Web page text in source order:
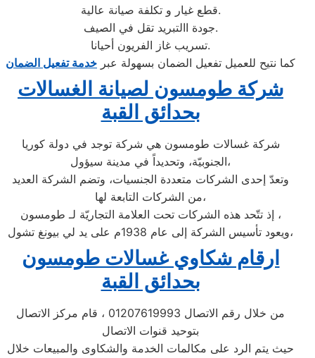
قطع غيار و تكلفة صيانة عالية.
جودة االتبريد تقل في الصيف.
تسريب غاز الفريون أحيانا.
كما نتيح للعميل تفعيل الضمان بسهولة عبر خدمة تفعيل الضمان
شركة طومسون لصيانة الغسالات
بحدائق القبة
شركة غسالات طومسون هي شركة توجد في دولة كوريا
الجنوبيّة، وتحديداً في مدينة سيؤول،
وتعدّ إحدى الشركات متعددة الجنسيات، وتضم الشركة العديد
من الشركات التابعة لها،
إذ تتّحد هذه الشركات تحت العلامة التجاريّة لـ طومسون ،
ويعود تأسيس الشركة إلى عام 1938م على يد لي بيونغ تشول،
ارقام شكاوي غسالات طومسون
بحدائق القبة
من خلال رقم الاتصال 01207619993 ، قام مركز الاتصال
بتوحيد قنوات الاتصال
حيث يتم الرد على مكالمات الخدمة والشكاوى والمبيعات خلال